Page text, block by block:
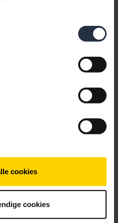
cookies
cookies